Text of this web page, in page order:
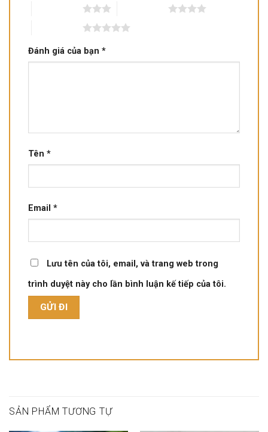
Đánh giá của bạn *
Tên *
Email *
Lưu tên của tôi, email, và trang web trong
trình duyệt này cho lần bình luận kế tiếp của tôi.
SẢN PHẨM TƯƠNG TỰ